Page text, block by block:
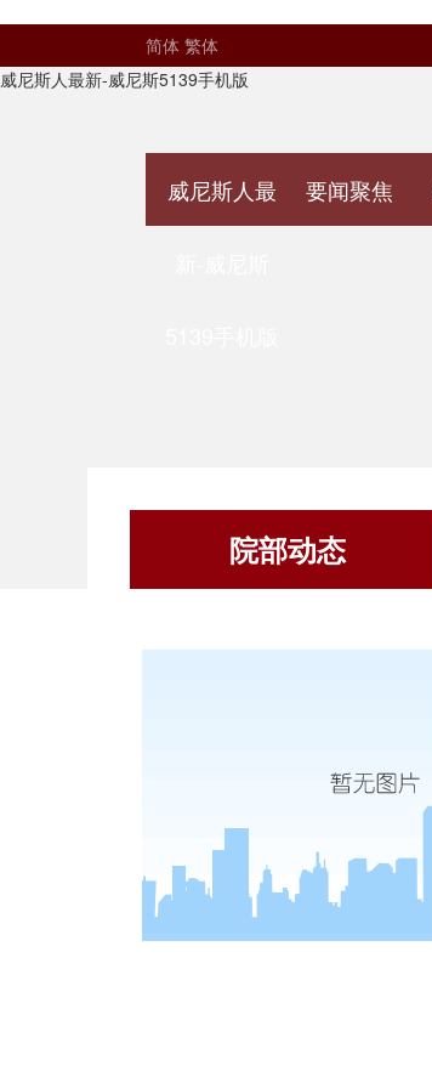
简体 繁体
威尼斯人最新-威尼斯5139手机版
威尼斯人最 要闻聚焦
院部动态